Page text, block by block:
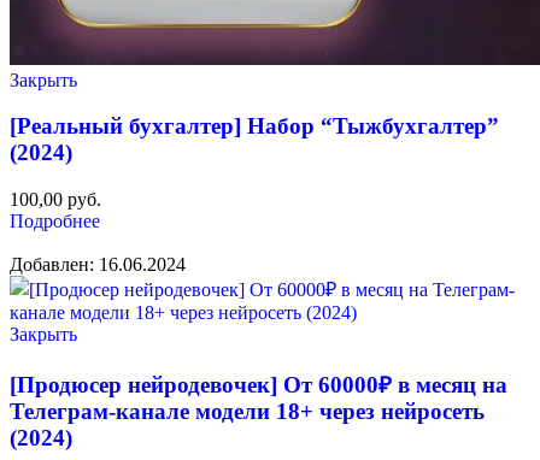
Закрыть
[Реальный бухгалтер] Набор “Тыжбухгалтер”
(2024)
100,00 руб.
Подробнее
Добавлен: 16.06.2024
Закрыть
[Продюсер нейродевочек] От 60000₽ в месяц на
Телеграм-канале модели 18+ через нейросеть
(2024)